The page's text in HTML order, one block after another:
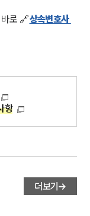
로 🔗상속변호사
항
더보기